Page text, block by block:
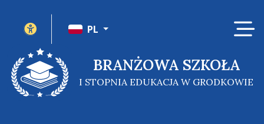
BRANŻOWA SZKOŁA
I STOPNIA EDUKACJA W GRODKOWIE
PL
Panel ustawień witryny